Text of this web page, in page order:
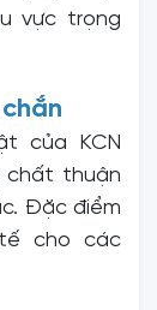
vực trọng
của KCN
chất thuận
Đặc điểm
cho các